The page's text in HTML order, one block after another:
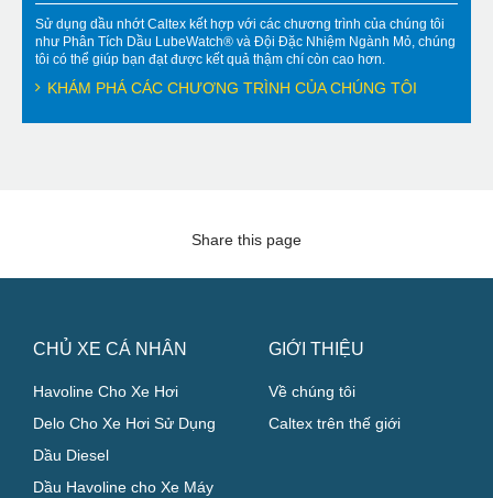
Sử dụng dầu nhớt Caltex kết hợp với các chương trình của chúng tôi
như Phân Tích Dầu LubeWatch® và Đội Đặc Nhiệm Ngành Mỏ, chúng
tôi có thể giúp bạn đạt được kết quả thậm chí còn cao hơn.
KHÁM PHÁ CÁC CHƯƠNG TRÌNH CỦA CHÚNG TÔI
Share this page
CHỦ XE CÁ NHÂN
Havoline Cho Xe Hơi
Delo Cho Xe Hơi Sử Dụng
Dầu Diesel
Dầu Havoline cho Xe Máy
GIỚI THIỆU
Về chúng tôi
Caltex trên thế giới